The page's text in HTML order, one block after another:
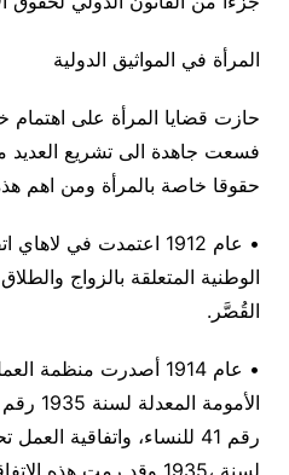
المرأة في المواثيق الدولية
حازت قضايا المرأة على
فسعت جاهدة الى تشريع العديد
حقوقا خاصة بالمرأة ومن اهم
• عام 1912 اعتمدت في
الوطنية المتعلقة بالزواج
القُصَّر.
• عام 1914 أصدرت منظمة